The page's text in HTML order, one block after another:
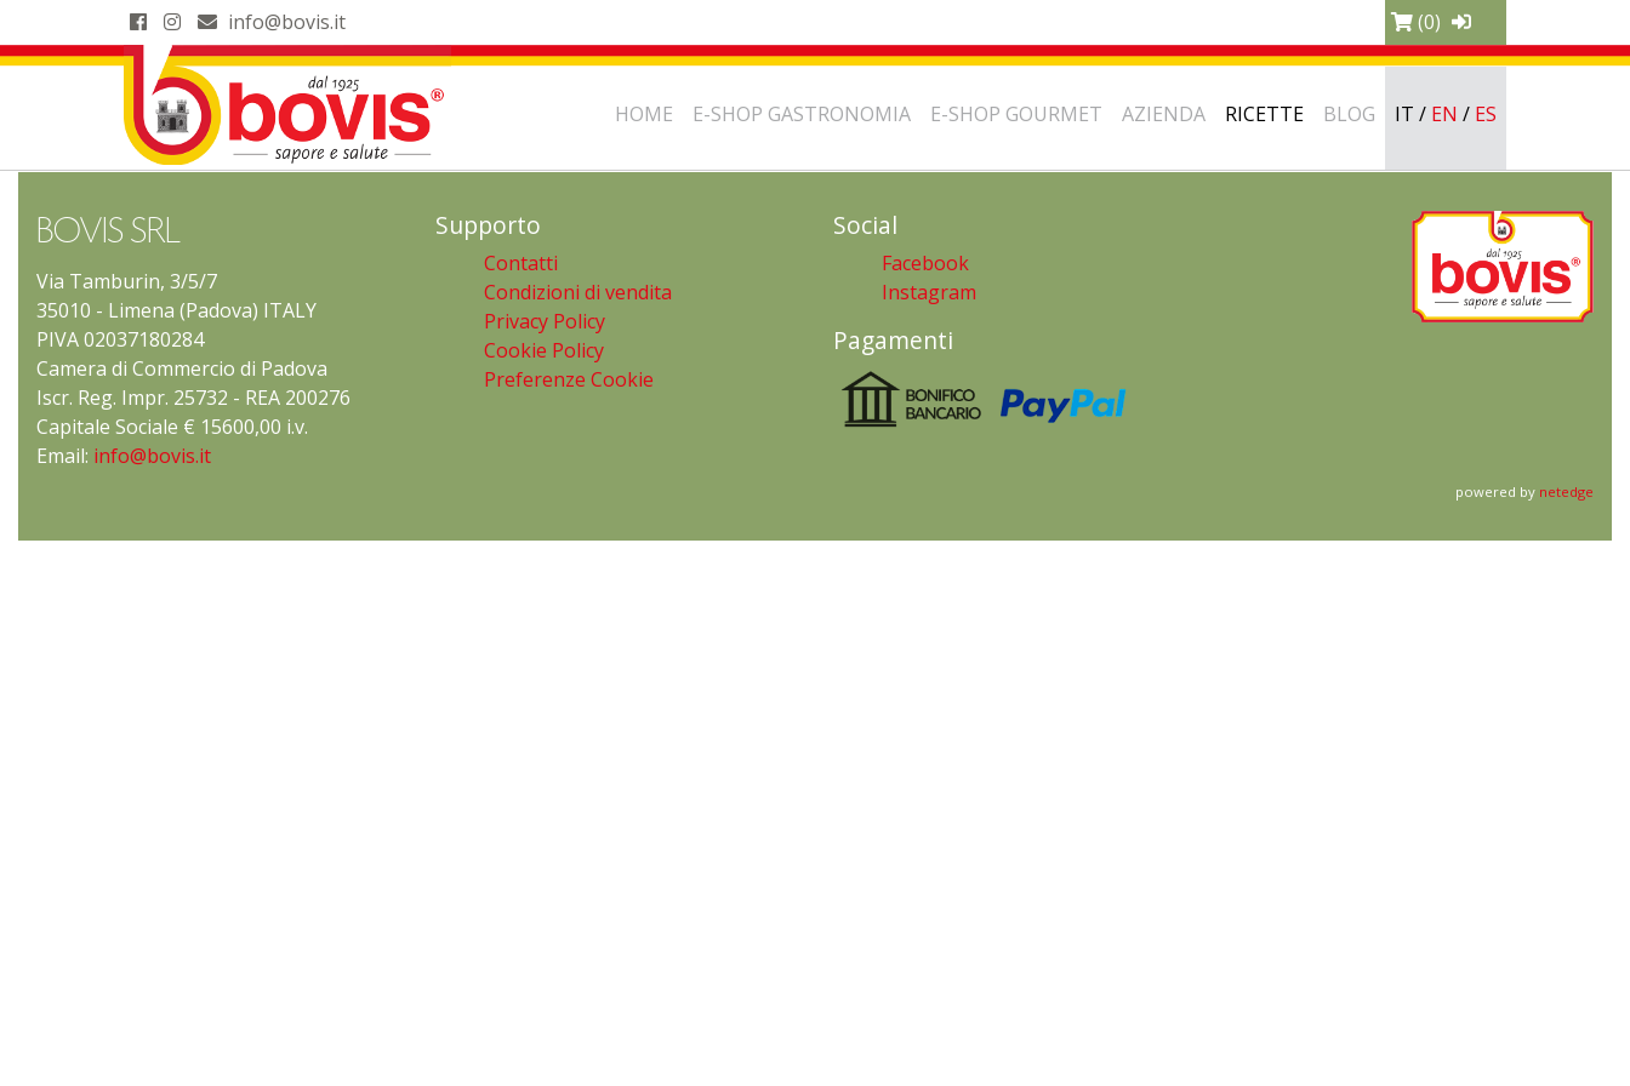
info@bovis.it (0)
HOME E-SHOP GASTRONOMIA E-SHOP GOURMET AZIENDA RICETTE BLOG IT / EN / ES
BOVIS SRL
Via Tamburin, 3/5/7
35010 - Limena (Padova) ITALY
PIVA 02037180284
Camera di Commercio di Padova
Iscr. Reg. Impr. 25732 - REA 200276
Capitale Sociale € 15600,00 i.v.
Email: info@bovis.it
Supporto
Contatti
Condizioni di vendita
Privacy Policy
Cookie Policy
Preferenze Cookie
Social
Facebook
Instagram
Pagamenti
powered by netedge